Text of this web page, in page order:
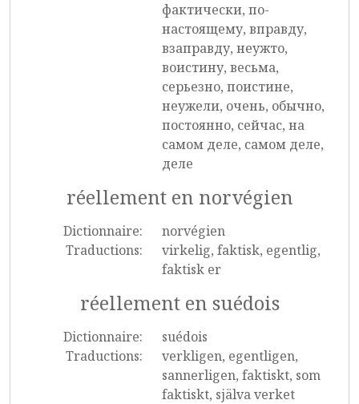
фактически, по-
настоящему, вправду,
взаправду, неужто,
воистину, весьма,
серьезно, поистине,
неужели, очень, обычно,
постоянно, сейчас, на
самом деле, самом деле,
деле
réellement en norvégien
Dictionnaire:
norvégien
Traductions:
virkelig, faktisk, egentlig,
faktisk er
réellement en suédois
Dictionnaire:
suédois
Traductions:
verkligen, egentligen,
sannerligen, faktiskt, som
faktiskt, själva verket